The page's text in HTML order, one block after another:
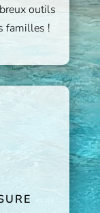
outils
familles !